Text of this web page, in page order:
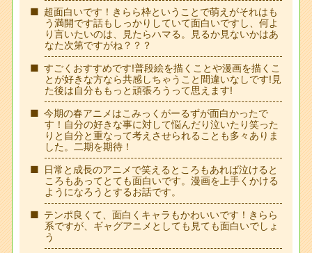
超面白いです！きらら枠ということで萌えがそれはも
う満開です話もしっかりしていて面白いですし、何よ
り言いたいのは、見たらハマる。見るか見ないかはあ
なた次第ですがね？？？
すごくおすすめです!普段絵を描くことや漫画を描くこ
とが好きな方なら共感しちゃうこと間違いなしです!見
た後は自分ももっと頑張ろうって思えます!
今期の春アニメはこみっくがーるずが面白かったで
す！自分の好きな事に対して悩んだり泣いたり笑った
りと自分と重なって考えさせられることも多々ありま
した。二期を期待！
日常と成長のアニメで笑えるところもあれば泣けると
ころもあってとても面白いです。漫画を上手くかける
ようになろうとするお話です。
テンポ良くて、面白くキャラもかわいいです！きらら
系ですが、ギャグアニメとしても見ても面白いでしょ
う